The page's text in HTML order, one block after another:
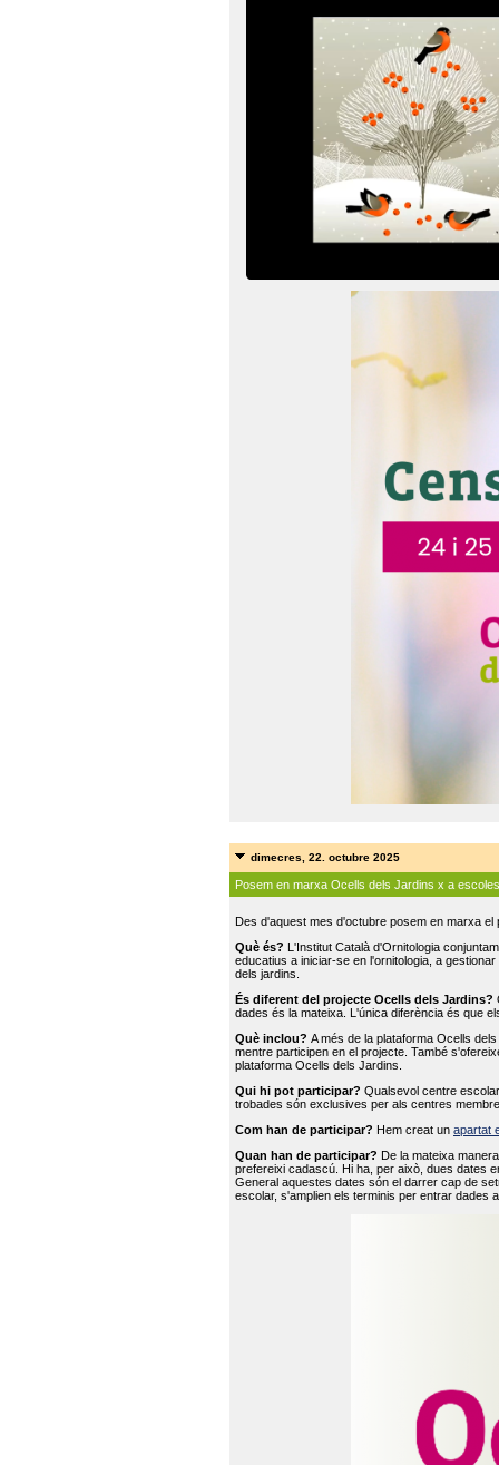
dimecres, 22. octubre 2025
Posem en marxa Ocells dels Jardins x a escoles
Des d'aquest mes d'octubre posem en marxa
Què és? L'Institut Català d'Ornitologia
educatius a iniciar-se en l'ornitologia, a
dels jardins.
És diferent del projecte Ocells dels Jardins?
dades és la mateixa. L'única diferència és que
Què inclou? A més de la plataforma Ocells
mentre participen en el projecte. També
plataforma Ocells dels Jardins.
Qui hi pot participar? Qualsevol centre
trobades són exclusives per als centres
Com han de participar? Hem creat un apartat
Quan han de participar? De la mateixa
prefereixi cadascú. Hi ha, per això, dues dates
General aquestes dates són el darrer cap de
escolar, s'amplien els terminis per entrar dades